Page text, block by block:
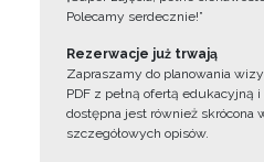
Polecamy serdecznie!”
Rezerwacje już trwają
Zapraszamy do planowania
PDF z pełną ofertą edukacyjną
dostępna jest również skrócona
szczegółowych opisów.